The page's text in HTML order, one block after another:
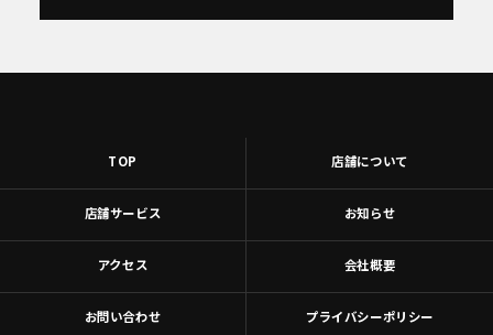
TOP 店舗について
店舗サービス お知らせ
アクセス 会社概要
お問い合わせ プライバシーポリシー